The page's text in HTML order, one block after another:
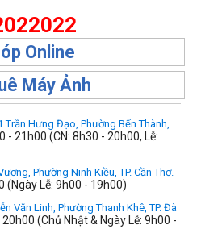
Online
Máy Ảnh
Trần Hưng Đạo, Phường Bến Thành,
- 21h00 (CN: 8h30 - 20h00, Lễ:
Phường Ninh Kiều, TP. Cần Thơ.
(Ngày Lễ: 9h00 - 19h00)
Văn Linh, Phường Thanh Khê, TP. Đà
20h00 (Chủ Nhật & Ngày Lễ: 9h00 -